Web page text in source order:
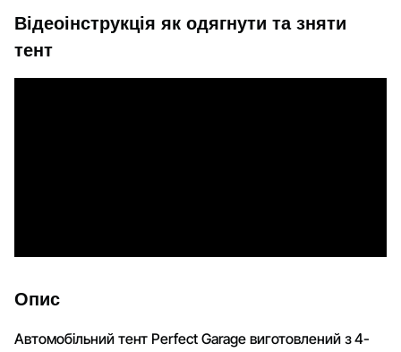
Відеоінструкція як одягнути та зняти
тент
Опис
Автомобільний тент Perfect Garage виготовлений з 4-